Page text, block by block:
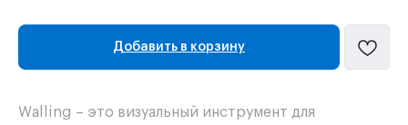
Добавить в корзину
Walling – это визуальный инструмент для